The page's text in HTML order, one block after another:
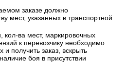
заказе должно
мест, указанных в транспортной
кол-ва мест, маркировочных
к перевозчику необходимо
и получить заказ, вскрыть
боя в присутствии